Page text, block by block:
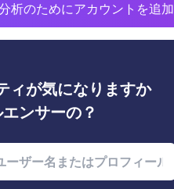
析のためにアカウントを追加
ィが気になりますか
ンサーの？